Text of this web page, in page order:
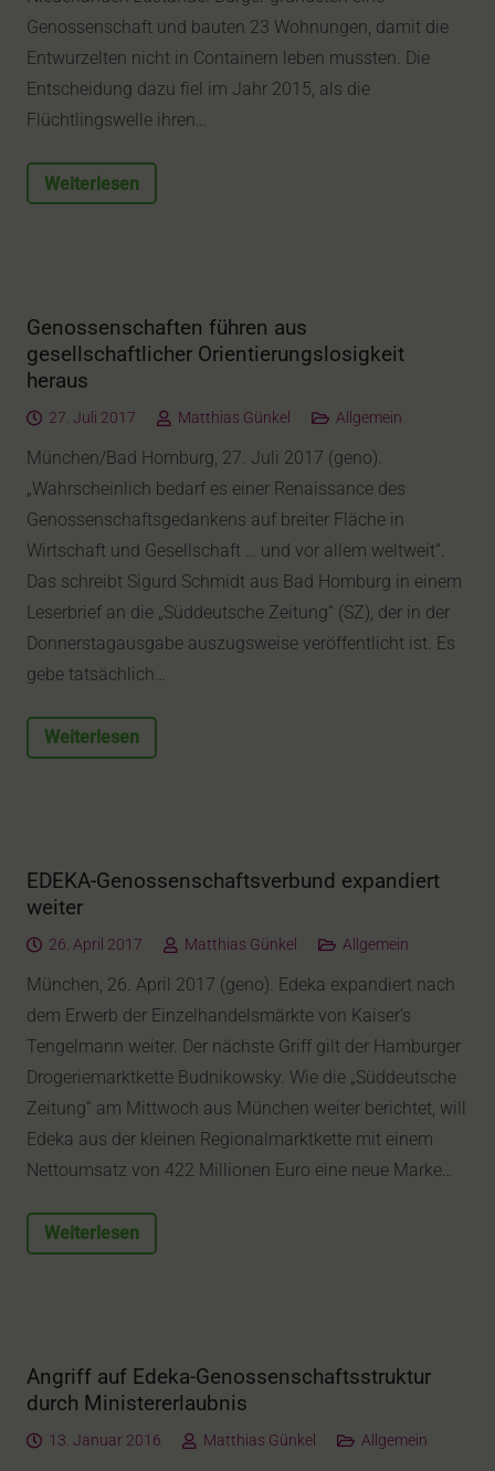
Genossenschaft und bauten 23 Wohnungen, damit die
Entwurzelten nicht in Containern leben mussten. Die
Entscheidung dazu fiel im Jahr 2015, als die
Flüchtlingswelle ihren…
Weiterlesen
Genossenschaften führen aus
gesellschaftlicher Orientierungslosigkeit
heraus
27. Juli 2017 Matthias Günkel Allgemein
München/Bad Homburg, 27. Juli 2017 (geno).
„Wahrscheinlich bedarf es einer Renaissance des
Genossenschaftsgedankens auf breiter Fläche in
Wirtschaft und Gesellschaft … und vor allem weltweit“.
Das schreibt Sigurd Schmidt aus Bad Homburg in einem
Leserbrief an die „Süddeutsche Zeitung“ (SZ), der in der
Donnerstagausgabe auszugsweise veröffentlicht ist. Es
gebe tatsächlich…
Weiterlesen
EDEKA-Genossenschaftsverbund expandiert
weiter
26. April 2017 Matthias Günkel Allgemein
München, 26. April 2017 (geno). Edeka expandiert nach
dem Erwerb der Einzelhandelsmärkte von Kaiser’s
Tengelmann weiter. Der nächste Griff gilt der Hamburger
Drogeriemarktkette Budnikowsky. Wie die „Süddeutsche
Zeitung“ am Mittwoch aus München weiter berichtet, will
Edeka aus der kleinen Regionalmarktkette mit einem
Nettoumsatz von 422 Millionen Euro eine neue Marke…
Weiterlesen
Angriff auf Edeka-Genossenschaftsstruktur
durch Ministererlaubnis
13. Januar 2016 Matthias Günkel Allgemein